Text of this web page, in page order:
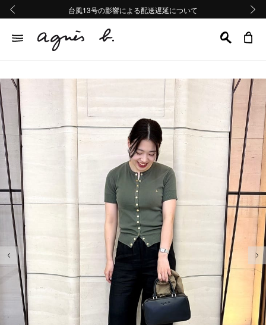
熊本地域地震の影響による配送遅延について
Summer Sale 2buy10%OFF!!
台風13号の影響による配送遅延について
熊本地域地震の影響による配送遅延について
Summer Sale 2buy10%OFF!!
前の画像